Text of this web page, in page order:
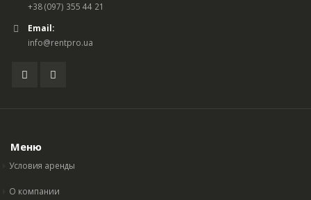
+38 (097) 355 44 21
Email:
info@rentpro.ua
Меню
Условия аренды
О компании